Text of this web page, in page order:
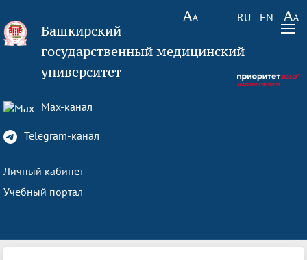
RU EN
Башкирский
государственный медицинский
университет
Max-канал
Telegram-канал
Личный кабинет
Учебный портал